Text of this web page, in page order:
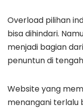
Overload pilihan
bisa dihindari.
menjadi bagian
penuntun di
Website yang
menangani terlalu